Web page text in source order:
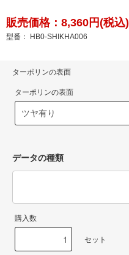
販売価格：8,360円(税込)
型番： HB0-SHIKHA006
ターポリンの表面
ターポリンの表面
データの種類
購入数
セット